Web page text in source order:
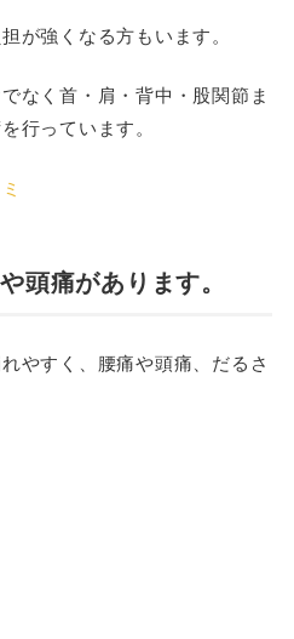
が強くなる方もいます。
なく首・肩・背中・股関節ま
行っています。
頭痛があります。
やすく、腰痛や頭痛、だるさ